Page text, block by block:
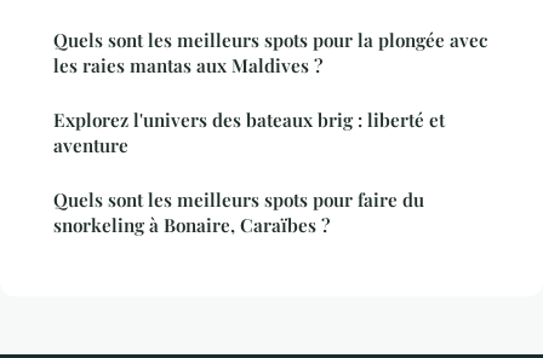
Quels sont les meilleurs spots pour la plongée avec
les raies mantas aux Maldives ?
Explorez l'univers des bateaux brig : liberté et
aventure
Quels sont les meilleurs spots pour faire du
snorkeling à Bonaire, Caraïbes ?